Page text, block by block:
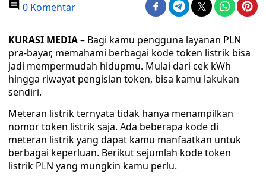
0 Komentar
KURASI MEDIA– Bagi kamu pengguna layanan PLN
pra-bayar, memahami berbagai kode token listrik bisa
jadi mempermudah hidupmu. Mulai dari cek kWh
hingga riwayat pengisian token, bisa kamu lakukan
sendiri.
Meteran listrik ternyata tidak hanya menampilkan
nomor token listrik saja. Ada beberapa kode di
meteran listrik yang dapat kamu manfaatkan untuk
berbagai keperluan. Berikut sejumlah kode token
listrik PLN yang mungkin kamu perlu.